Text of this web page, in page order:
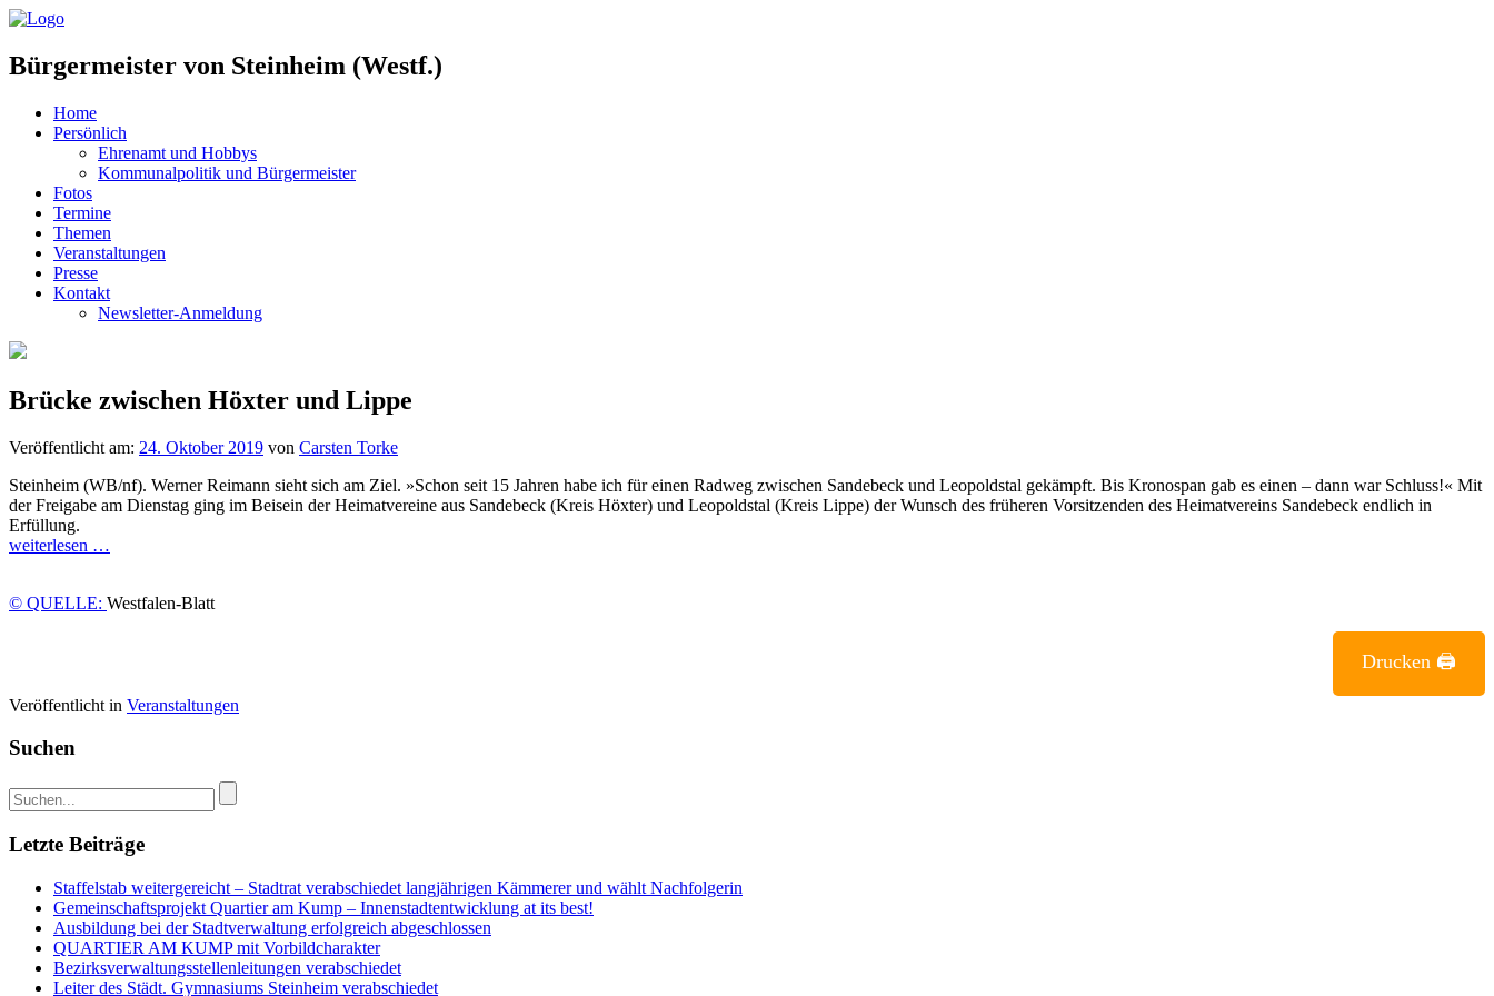
Bürgermeister von Steinheim (Westf.)
Home
Persönlich
Ehrenamt und Hobbys
Kommunalpolitik und Bürgermeister
Fotos
Termine
Themen
Veranstaltungen
Presse
Kontakt
Newsletter-Anmeldung
Brücke zwischen Höxter und Lippe
Veröffentlicht am: 24. Oktober 2019 von Carsten Torke
Steinheim (WB/nf). Werner Reimann sieht sich am Ziel. »Schon seit 15 Jahren habe ich für einen Radweg zwischen Sandebeck und Leopoldstal gekämpft. Bis Kronospan gab es einen – dann war Schluss!« Mit
der Freigabe am Dienstag ging im Beisein der Heimatvereine aus Sandebeck (Kreis Höxter) und Leopoldstal (Kreis Lippe) der Wunsch des früheren Vorsitzenden des Heimatvereins Sandebeck endlich in
Erfüllung.
weiterlesen …
© QUELLE: Westfalen-Blatt
Drucken 🖨
Veröffentlicht in Veranstaltungen
Suchen
Letzte Beiträge
Staffelstab weitergereicht – Stadtrat verabschiedet langjährigen Kämmerer und wählt Nachfolgerin
Gemeinschaftsprojekt Quartier am Kump – Innenstadtentwicklung at its best!
Ausbildung bei der Stadtverwaltung erfolgreich abgeschlossen
QUARTIER AM KUMP mit Vorbildcharakter
Bezirksverwaltungsstellenleitungen verabschiedet
Leiter des Städt. Gymnasiums Steinheim verabschiedet